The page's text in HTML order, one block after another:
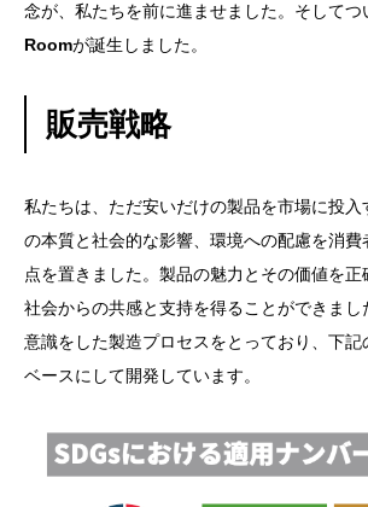
念が、私たちを前に進ませました。そしてつ
Roomが誕生しました。
販売戦略
私たちは、ただ安いだけの製品を市場に投入
の本質と社会的な影響、環境への配慮を消
点を置きました。製品の魅力とその価値を正
社会からの共感と支持を得ることができまし
意識をした製造プロセスをとっており、下記
ベースにして開発しています。